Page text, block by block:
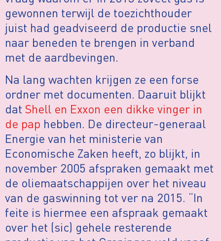
gewonnen terwijl de toezichthouder
juist had geadviseerd de productie snel
naar beneden te brengen in verband
met de aardbevingen.
Na lang wachten krijgen ze een forse
ordner met documenten. Daaruit blijkt
dat Shell en Exxon een dikke vinger in
de pap hebben. De directeur-generaal
Energie van het ministerie van
Economische Zaken heeft, zo blijkt, in
november 2005 afspraken gemaakt met
de oliemaatschappijen over het niveau
van de gaswinning tot ver na 2015. “In
feite is hiermee een afspraak gemaakt
over het (sic) gehele resterende